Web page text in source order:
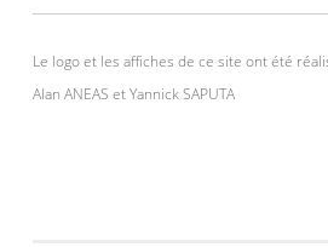
Le logo et les affiches de ce site ont été
Alan ANEAS et Yannick SAPUTA